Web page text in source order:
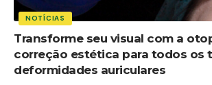
NOTÍCIAS
Transforme seu visual com a
correção estética para todos os
deformidades auriculares